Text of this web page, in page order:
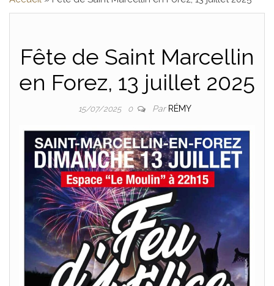
SPEAKER,
Fête de Saint Marcellin
en Forez, 13 juillet 2025
15/07/2025 0 Par RÉMY